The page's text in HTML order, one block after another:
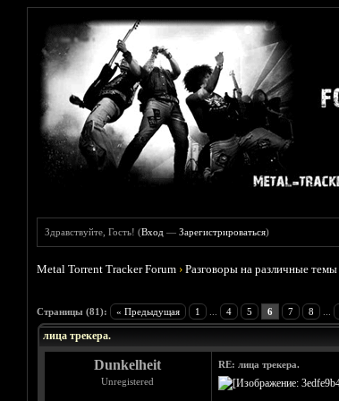
Здравствуйте, Гость! (Вход —Зарегистрироваться)
Metal Torrent Tracker Forum ›Разговоры на различные темы
Страницы (81): « Предыдущая 1 4 5 6 7 8
Голосов: 9 - Средняя оценка: 4.78
1
2
3
4
5
лица трекера.
Dunkelheit
Unregistered
RE: лица трекера.